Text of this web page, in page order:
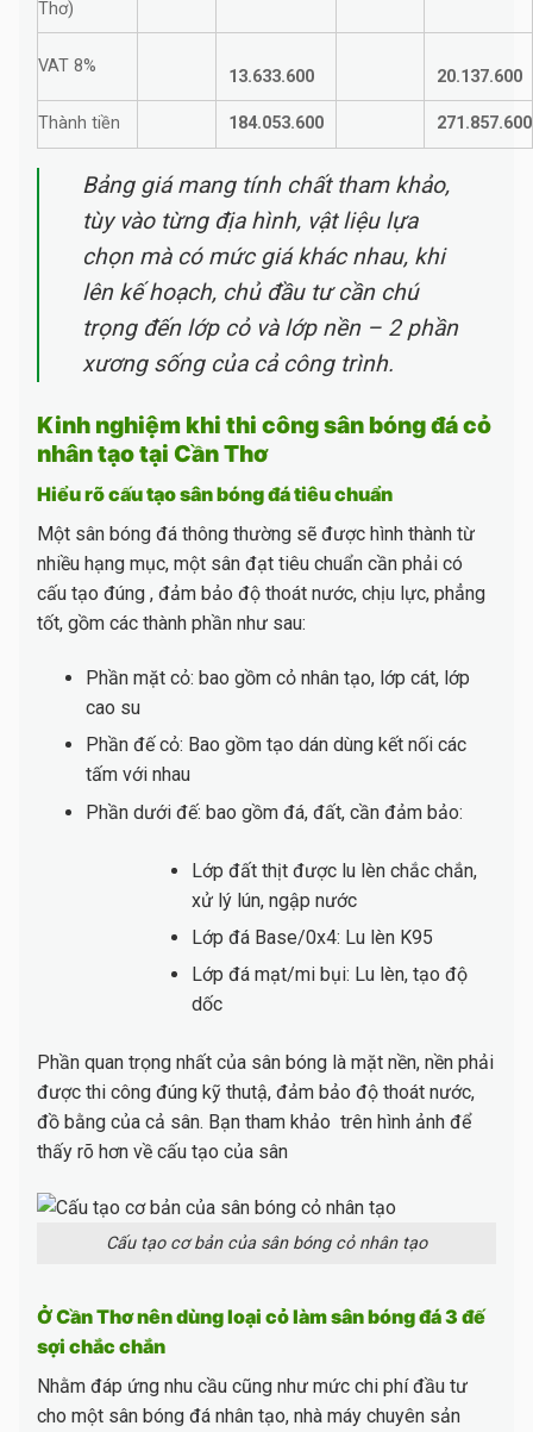
Thơ)
VAT 8%
13.633.600 20.137.600
Thành tiền 184.053.600 271.857.600
Bảng giá mang tính chất tham khảo,
tùy vào từng địa hình, vật liệu lựa
chọn mà có mức giá khác nhau, khi
lên kế hoạch, chủ đầu tư cần chú
trọng đến lớp cỏ và lớp nền – 2 phần
xương sống của cả công trình.
Kinh nghiệm khi thi công sân bóng đá cỏ
nhân tạo tại Cần Thơ
Hiểu rõ cấu tạo sân bóng đá tiêu chuẩn
Một sân bóng đá thông thường sẽ được hình thành từ
nhiều hạng mục, một sân đạt tiêu chuẩn cần phải có
cấu tạo đúng , đảm bảo độ thoát nước, chịu lực, phẳng
tốt, gồm các thành phần như sau:
Phần mặt cỏ: bao gồm cỏ nhân tạo, lớp cát, lớp
cao su
Phần đế cỏ: Bao gồm tạo dán dùng kết nối các
tấm với nhau
Phần dưới đế: bao gồm đá, đất, cần đảm bảo:
Lớp đất thịt được lu lèn chắc chắn,
xử lý lún, ngập nước
Lớp đá Base/0x4: Lu lèn K95
Lớp đá mạt/mi bụi: Lu lèn, tạo độ
dốc
Phần quan trọng nhất của sân bóng là mặt nền, nền phải
được thi công đúng kỹ thutậ, đảm bảo độ thoát nước,
đồ bằng của cả sân. Bạn tham khảo trên hình ảnh để
thấy rõ hơn về cấu tạo của sân
Cấu tạo cơ bản của sân bóng cỏ nhân tạo
Ở Cần Thơ nên dùng loại cỏ làm sân bóng đá 3 đế
sợi chắc chắn
Nhằm đáp ứng nhu cầu cũng như mức chi phí đầu tư
cho một sân bóng đá nhân tạo, nhà máy chuyên sản